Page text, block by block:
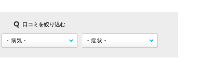
口コミを絞り込む